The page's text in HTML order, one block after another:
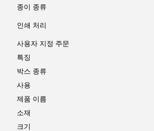
종이 종류
인쇄 처리
사용자 지정 주문
특징
박스 종류
사용
제품 이름
소재
크기